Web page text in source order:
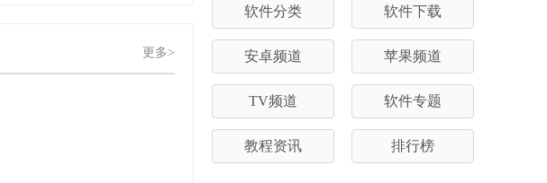
更多>
软件分类 软件下载
安卓频道 苹果频道
TV频道 软件专题
教程资讯 排行榜